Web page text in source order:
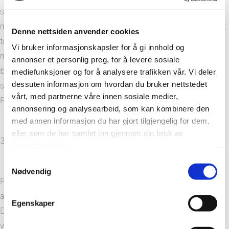
Denne nettsiden anvender cookies
Vi bruker informasjonskapsler for å gi innhold og
annonser et personlig preg, for å levere sosiale
mediefunksjoner og for å analysere trafikken vår. Vi deler
dessuten informasjon om hvordan du bruker nettstedet
vårt, med partnerne våre innen sosiale medier,
annonsering og analysearbeid, som kan kombinere den
med annen informasjon du har gjort tilgjengelig for dem,
eller som de har samlet inn gjennom din bruk av
Nødvendig
Egenskaper
setter krav til bedriftenes ledelsessystem, aktsomhet,
materialregnskap og dokumentasjon. Sertifiseringen sikrer at
trevirket kan spores fra skog til ferdig produkt, og PEFC-
merket brukes kun på produkter som oppfyller strenge
bærekraftskriterier. Hvis et ledd ikke er sertifisert, brytes
sporingskjeden, og produktet kan ikke markedsføres som
PEFC-sertifisert.
3. Uavhengig tredjeparts sertifisering.
PEFC utarbeider standardene, men sertifisering og kontroll
av aktørene utføres av uavhengige sertifiseringsorganer.
Dette sikrer objektivitet og upartiskhet. Disse organene må
være akkreditert av nasjonale akkrediteringsorganer og